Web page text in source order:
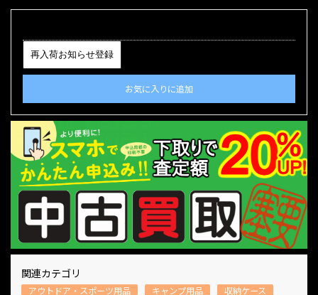
再入荷お知らせ登録
お気に入りに追加
関連カテゴリ
アウトドア・スポーツ用品 キャンプ用品 収納ケース